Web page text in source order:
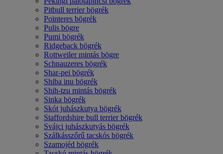
Pitbull terrier bögrék
Pointeres bögrék
Pulis bögre
Pumi bögrék
Ridgeback bögrék
Rottweiler mintás bögre
Schnauzeres bögrék
Shar-pei bögrék
Shiba inu bögrék
Shih-tzu mintás bögrék
Sinka bögrék
Skót juhászkutya bögrék
Staffordshire bull terrier bögrék
Svájci juhászkutyás bögrék
Szálkásszőrű tacskós bögrék
Szamojéd bögrék